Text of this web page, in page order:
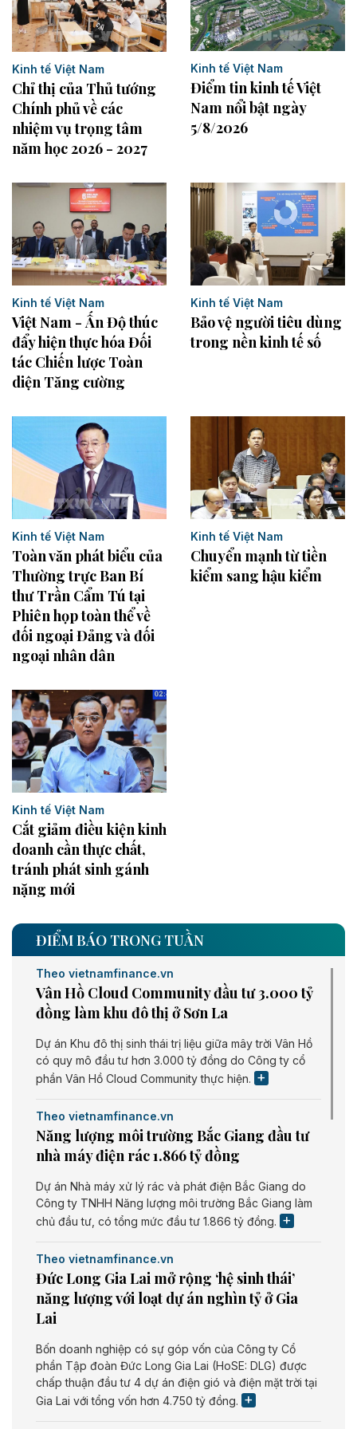
Kinh tế Việt Nam
Chỉ thị của Thủ tướng
Chính phủ về các
nhiệm vụ trọng tâm
năm học 2026 - 2027
Kinh tế Việt Nam
Điểm tin kinh tế Việt
Nam nổi bật ngày
5/8/2026
Kinh tế Việt Nam
Việt Nam - Ấn Độ thúc
đẩy hiện thực hóa Đối
tác Chiến lược Toàn
diện Tăng cường
Kinh tế Việt Nam
Bảo vệ người tiêu dùng
trong nền kinh tế số
Kinh tế Việt Nam
Toàn văn phát biểu của
Thường trực Ban Bí
thư Trần Cẩm Tú tại
Phiên họp toàn thể về
đối ngoại Đảng và đối
ngoại nhân dân
Kinh tế Việt Nam
Chuyển mạnh từ tiền
kiểm sang hậu kiểm
Kinh tế Việt Nam
Cắt giảm điều kiện kinh
doanh cần thực chất,
tránh phát sinh gánh
nặng mới
ĐIỂM BÁO TRONG TUẦN
Theo vietnamfinance.vn
Vân Hồ Cloud Community đầu tư 3.000 tỷ
đồng làm khu đô thị ở Sơn La
Dự án Khu đô thị sinh thái trị liệu giữa mây trời Vân Hồ
có quy mô đầu tư hơn 3.000 tỷ đồng do Công ty cổ
phần Vân Hồ Cloud Community thực hiện.
Theo vietnamfinance.vn
Năng lượng môi trường Bắc Giang đầu tư
nhà máy điện rác 1.866 tỷ đồng
Dự án Nhà máy xử lý rác và phát điện Bắc Giang do
Công ty TNHH Năng lượng môi trường Bắc Giang làm
chủ đầu tư, có tổng mức đầu tư 1.866 tỷ đồng.
Theo vietnamfinance.vn
Đức Long Gia Lai mở rộng ‘hệ sinh thái’
năng lượng với loạt dự án nghìn tỷ ở Gia
Lai
Bốn doanh nghiệp có sự góp vốn của Công ty Cổ
phần Tập đoàn Đức Long Gia Lai (HoSE: DLG) được
chấp thuận đầu tư 4 dự án điện gió và điện mặt trời tại
Gia Lai với tổng vốn hơn 4.750 tỷ đồng.